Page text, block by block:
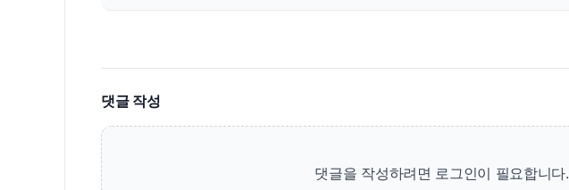
댓글 작성
댓글을 작성하려면 로그인이 필요합니다.